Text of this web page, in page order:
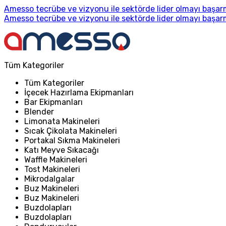
Amesso tecrübe ve vizyonu ile sektörde lider olmayı
Amesso tecrübe ve vizyonu ile sektörde lider olmayı
Tüm Kategoriler
Tüm Kategoriler
İçecek Hazırlama Ekipmanları
Bar Ekipmanları
Blender
Limonata Makineleri
Sıcak Çikolata Makineleri
Portakal Sıkma Makineleri
Katı Meyve Sıkacağı
Waffle Makineleri
Tost Makineleri
Mikrodalgalar
Buz Makineleri
Buz Makineleri
Buzdolapları
Buzdolapları